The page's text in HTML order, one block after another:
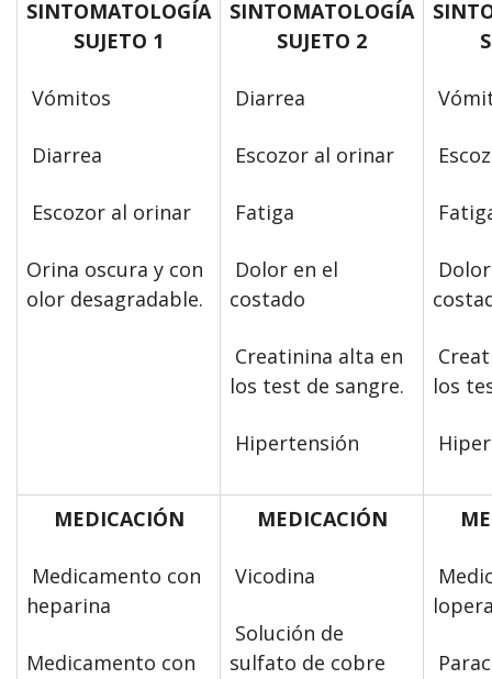
SINTOMATOLOGÍA
SUJETO 1
Vómitos
Diarrea
Escozor al orinar
Orina oscura y con
olor desagradable.
SINTOMATOLOGÍA
SUJETO 2
Diarrea
Escozor al orinar
Fatiga
Dolor en el
costado
Creatinina alta en
los test de sangre.
Hipertensión
los
MEDICACIÓN
Medicamento con
heparina
Medicamento con
MEDICACIÓN
Vicodina
Solución de
sulfato de cobre